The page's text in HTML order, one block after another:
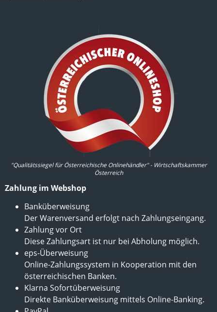
"Qualitätssiegel für Österreichische Onlinehändler" - Wirtschaftskammer
Österreich
Zahlung im Webshop
Banküberweisung
Der Warenversand erfolgt nach Zahlungseingang.
Zahlung vor Ort
Diese Zahlungsart ist nur bei Abholung möglich.
eps-Überweisung
Online-Zahlungssystem in Kooperation mit den
österreichischen Banken.
Klarna Sofortüberweisung
Direkte Banküberweisung mittels Online-Banking.